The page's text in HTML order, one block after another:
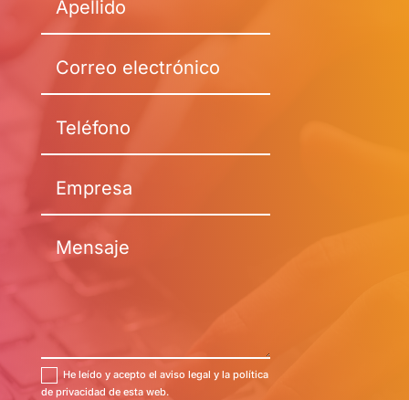
He leído y acepto el aviso legal y la política
de privacidad de esta web.